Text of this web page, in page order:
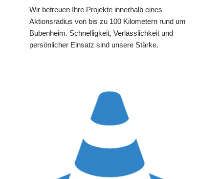
Wir betreuen Ihre Projekte innerhalb eines
Aktionsradius von bis zu 100 Kilometern rund um
Bubenheim. Schnelligkeit, Verlässlichkeit und
persönlicher Einsatz sind unsere Stärke.